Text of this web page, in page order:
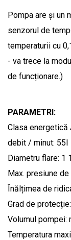
Pompa are și un
senzorul de
temperaturii cu
- va trece la
de funcționare.)
PARAMETRI:
Clasa energetică
debit / minut: 55l
Diametru flare: 1
Max. presiune
Înălțimea de
Grad de
Volumul pompei:
Temperatura